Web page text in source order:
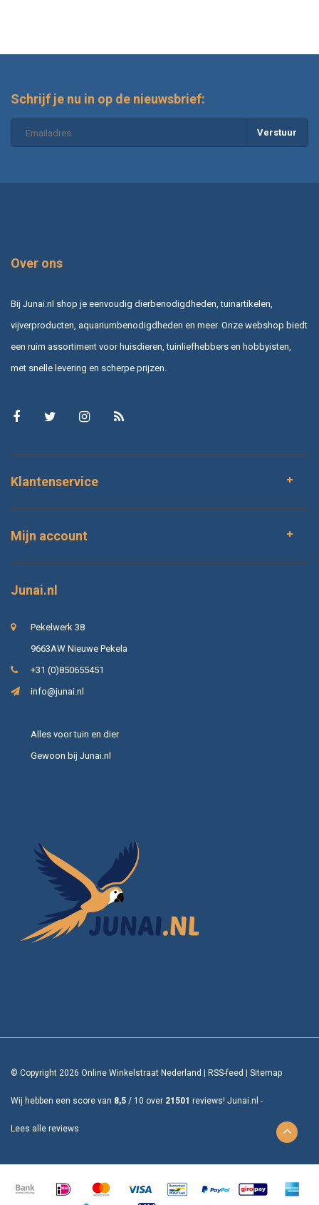
Schrijf je nu in op de nieuwsbrief:
Verstuur
Over ons
Bij Junai.nl shop je eenvoudig dierbenodigdheden, tuinartikelen,
vijverproducten, aquariumbenodigdheden en meer. Onze webshop biedt
een ruim assortiment voor huisdieren, tuinliefhebbers en hobbyisten,
met snelle levering en scherpe prijzen.
Klantenservice
Mijn account
Junai.nl
Pekelwerk 38
9663AW Nieuwe Pekela
+31 (0)850655451
info@junai.nl
Alles voor tuin en dier
Gewoon bij Junai.nl
© Copyright 2026 Online Winkelstraat Nederland RSS-feed Sitemap
Wij hebben een score van 8,5 / 10 over 21501 reviews! Junai.nl -
Lees alle reviews